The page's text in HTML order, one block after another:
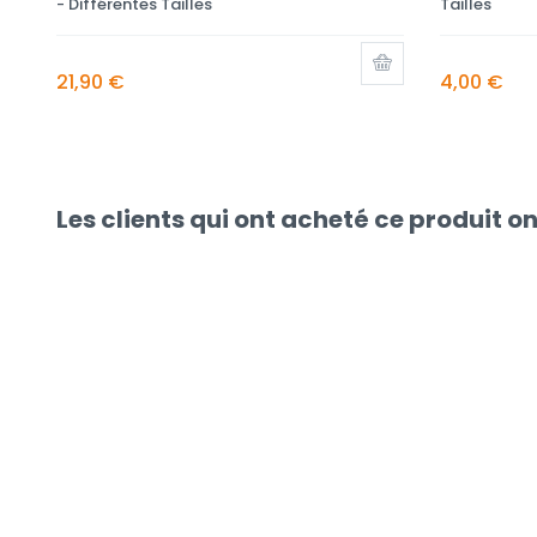
21,90 € 4,00 €
Les clients qui ont acheté ce produit